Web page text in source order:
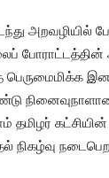
அறவழியில்
பெருமைமிக்க
தமிழர்